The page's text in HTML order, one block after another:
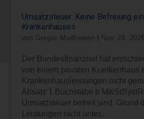
Umsatzsteuer: Keine Befreiung
Krankenhauses
von Gregor Mattheisen Nov. 28,
Der Bundesfinanzhof hat
von einem privaten Krankenhaus
Krankenhausleistungen nicht
Absatz 1 Buchstabe b
Umsatzsteuer befreit sind. Grund
Leistungen nicht unter...